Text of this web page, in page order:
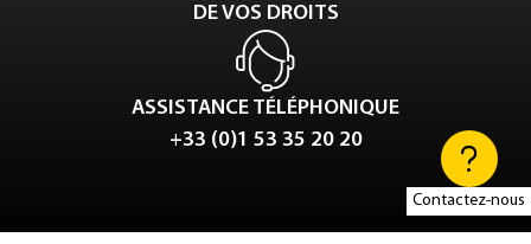
Contactez-nous
DE VOS DROITS
ASSISTANCE TÉLÉPHONIQUE
+33 (0)1 53 35 20 20